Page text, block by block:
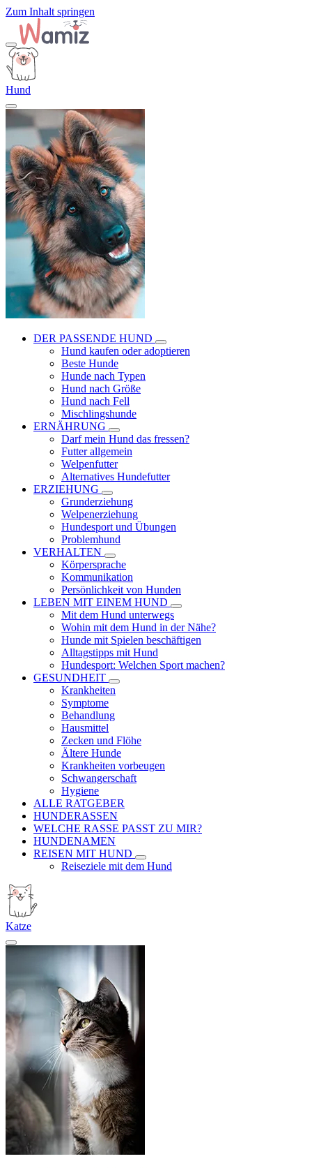
Zum Inhalt springen
Hund
DER PASSENDE HUND
Hund kaufen oder adoptieren
Beste Hunde
Hunde nach Typen
Hund nach Größe
Hund nach Fell
Mischlingshunde
ERNÄHRUNG
Darf mein Hund das fressen?
Futter allgemein
Welpenfutter
Alternatives Hundefutter
ERZIEHUNG
Grunderziehung
Welpenerziehung
Hundesport und Übungen
Problemhund
VERHALTEN
Körpersprache
Kommunikation
Persönlichkeit von Hunden
LEBEN MIT EINEM HUND
Mit dem Hund unterwegs
Wohin mit dem Hund in der Nähe?
Hunde mit Spielen beschäftigen
Alltagstipps mit Hund
Hundesport: Welchen Sport machen?
GESUNDHEIT
Krankheiten
Symptome
Behandlung
Hausmittel
Zecken und Flöhe
Ältere Hunde
Krankheiten vorbeugen
Schwangerschaft
Hygiene
ALLE RATGEBER
HUNDERASSEN
WELCHE RASSE PASST ZU MIR?
HUNDENAMEN
REISEN MIT HUND
Reiseziele mit dem Hund
Katze